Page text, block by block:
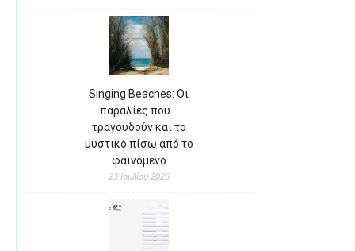
Singing Beaches: Οι
παραλίες που…
τραγουδούν και το
μυστικό πίσω από το
φαινόμενο
23 Ιουλίου 2026